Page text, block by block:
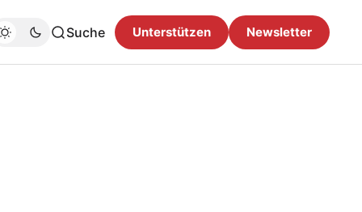
Suche Unterstützen Newsletter